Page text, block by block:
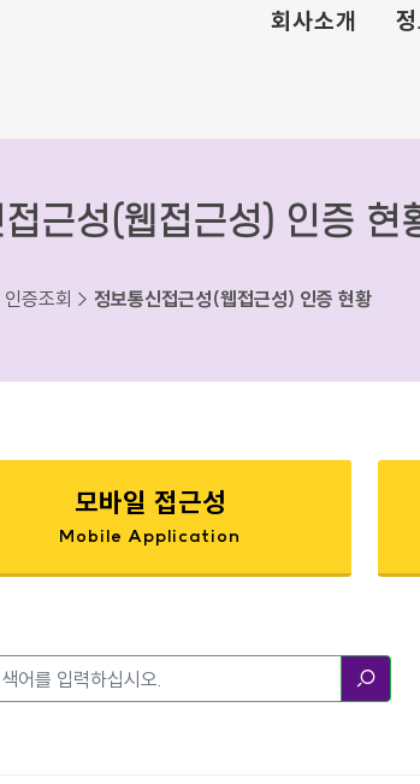
회사소개
근성(웹접근성) 인증 현
증조회 > 정보통신접근성(웹접근성) 인증 현황
모바일 접근성
Mobile Application